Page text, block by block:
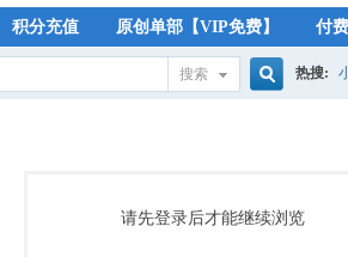
积分充值 原创单部【VIP免费】 付
搜索
索
热搜:
请先登录后才能继续浏览